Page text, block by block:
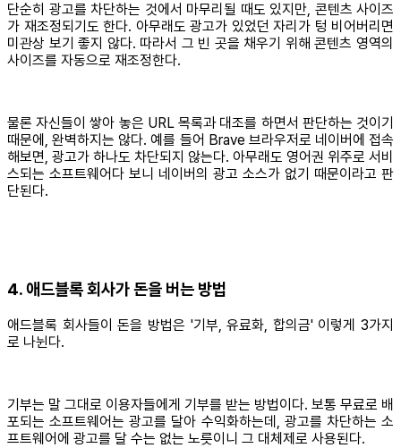
단순히 광고를 차단하는 것에서 마무리될 때도 있지만, 콘텐츠 사이즈
가 재조정되기도 한다. 아무래도 광고가 있었던 자리가 텅 비어버리면
미관상 보기 좋지 않다. 따라서 그 빈 곳을 채우기 위해 콘텐츠 영역의
사이즈를 자동으로 재조정한다.
물론 자신들이 쌓아 놓은 URL 목록과 대조를 하면서 판단하는 것이기
때문에, 완벽하지는 않다. 예를 들어 Brave 브라우저로 네이버에 접속
해보면, 광고가 하나도 차단되지 않는다. 아무래도 영어권 위주로 서비
스되는 소프트웨어다 보니 네이버의 광고 소스가 없기 때문이라고 판
단된다.
4. 애드블록 회사가 돈을 버는 방법
애드블록 회사들이 돈을 방법은 '기부, 유료화, 합의금' 이렇게 3가지
로 나뉜다.
기부는 말 그대로 이용자들에게 기부를 받는 방법이다. 보통 무료로 배
포되는 소프트웨어는 광고를 달아 수익화하는데, 광고를 차단하는 소
프트웨어에 광고를 달 수는 없는 노릇이니 그 대체제로 사용된다.